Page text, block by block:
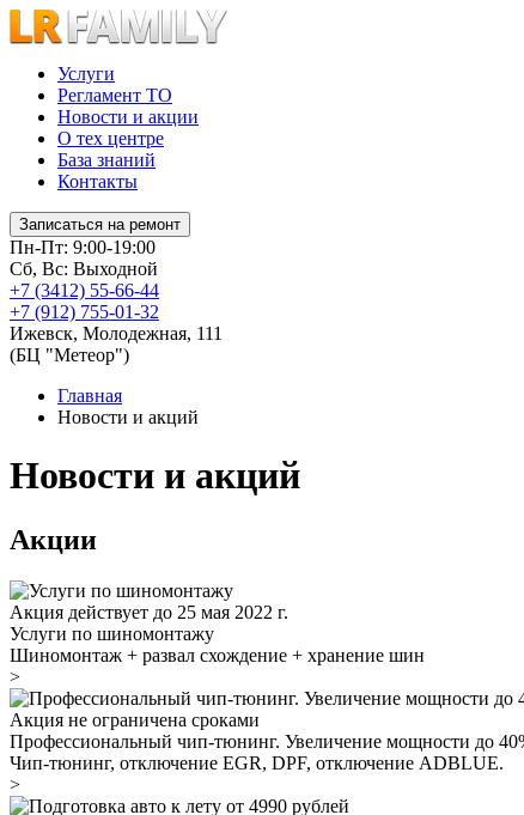
Услуги
Регламент ТО
Новости и акции
О тех центре
База знаний
Контакты
Записаться на ремонт
Пн-Пт: 9:00-19:00
Сб, Вс: Выходной
+7 (3412) 55-66-44
+7 (912) 755-01-32
Ижевск, Молодежная, 111
(БЦ "Метеор")
Главная
Новости и акций
Новости и акций
Акции
Акция действует до 25 мая 2022 г.
Услуги по шиномонтажу
Шиномонтаж + развал схождение + хранение шин
>
Акция не ограничена сроками
Профессиональный чип-тюнинг. Увеличение мощности до
Чип-тюнинг, отключение EGR, DPF, отключение ADBLUE.
>